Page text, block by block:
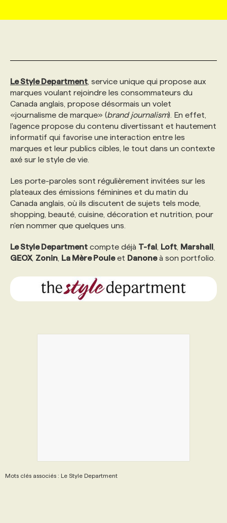
AFFAIRES DE L'INDUSTRIE
INITIATIVES NUMÉRIQUES
PRIX ET DISTINCTIONS
TENDANCES
WEB & MÉDIAS SOCIAUX
MARKETING DURABLE
ÉVÉNEMENTIEL
NOS AUTEUR‧RICES
INFOLETTRE PUBLICITÉ
ANNONCEZ AVEC NOUS
CONSULTER LA CVTHÈQUE
PROFIL ENTREPRISE
FAQ
ANNONCEZ AVEC NOUS
VOIR LES OFFRES
PROFIL CANDIDAT
FAQ
ANNONCEZ AVEC NOUS
NOS FORMATIONS EN LIGNE
NOS PARCOURS DE FORMATIONS
FORMATIONS PERSONNALISÉES
NOS FORMATEUR‧RICES
POURQUOI CHOISIR NOS FORMATIONS
NOS TARIFS
PROGRAMMES DE SUBVENTIONS
FAQ
CHASSE DE TÊTE
SERVICE DE CHASSE DE TÊTE
NOS TARIFS
NOS EXPERTISES
FAQ
ANNONCEZ AVEC NOUS
Le Style Department , service unique qui propose aux
marques voulant rejoindre les consommateurs du
Canada anglais, propose désormais un volet
«journalisme de marque» (brand journalism). En effet,
l'agence propose du contenu divertissant et hautement
informatif qui favorise une interaction entre les
marques et leur publics cibles, le tout dans un contexte
axé sur le style de vie.
Les porte-paroles sont régulièrement invitées sur les
plateaux des émissions féminines et du matin du
Canada anglais, où ils discutent de sujets tels mode,
shopping, beauté, cuisine, décoration et nutrition, pour
n'en nommer que quelques uns.
Le Style Department compte déjà T-fal Loft Marshall
GEOX, Zonin La Mère Pouleet Danoneà son portfolio.
Mots clés associés : Le Style Department